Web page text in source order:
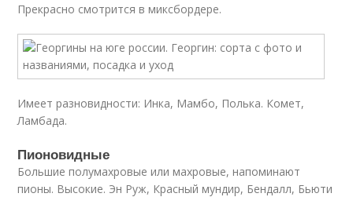
Прекрасно смотрится в миксбордере.
Имеет разновидности: Инка, Мамбо, Полька. Комет,
Ламбада.
Пионовидные
Большие полумахровые или махровые, напоминают
пионы. Высокие. Эн Руж, Красный мундир, Бендалл, Бьюти